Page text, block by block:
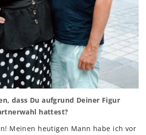
dass Du aufgrund Deiner Figur
hattest?
Meinen heutigen Mann habe ich vor